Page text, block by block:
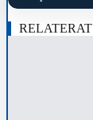
RELATERAT